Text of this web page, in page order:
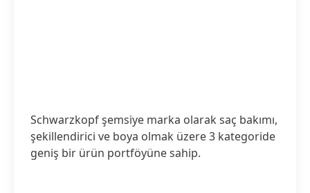
Schwarzkopf şemsiye marka olarak saç bakımı,
şekillendirici ve boya olmak üzere 3 kategoride
geniş bir ürün portföyüne sahip.